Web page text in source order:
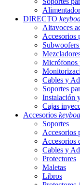
DIRECTO
Altavoces
Accesorios
Micrófonos
Cables y
Soportes
Instalación
Cajas
Accesorios
Soportes
Accesorios
Accesorios
Cables y
Protectores
Maletas
Libros